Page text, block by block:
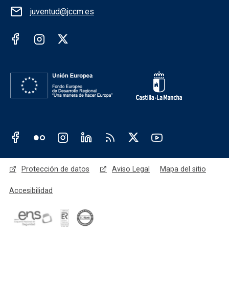
juventud@jccm.es
Redes sociales institución
Redes sociales JCCM
Menú legal
Protección de datos Aviso Legal Mapa del sitio
Accesibilidad